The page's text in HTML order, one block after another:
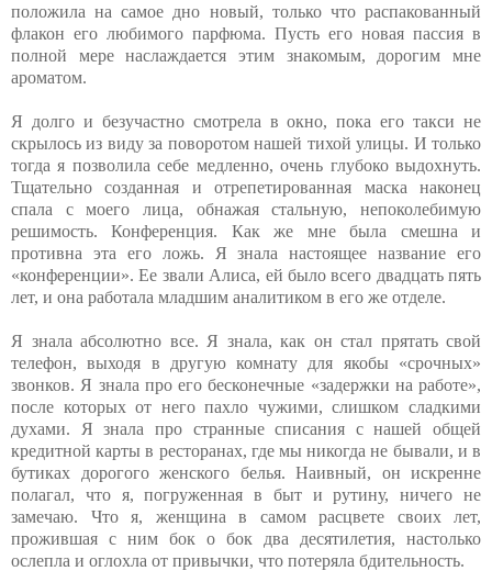
положила на самое дно новый, только что распакованный
флакон его любимого парфюма. Пусть его новая пассия в
полной мере наслаждается этим знакомым, дорогим мне
ароматом.
Я долго и безучастно смотрела в окно, пока его такси не
скрылось из виду за поворотом нашей тихой улицы. И только
тогда я позволила себе медленно, очень глубоко выдохнуть.
Тщательно созданная и отрепетированная маска наконец
спала с моего лица, обнажая стальную, непоколебимую
решимость. Конференция. Как же мне была смешна и
противна эта его ложь. Я знала настоящее название его
«конференции». Ее звали Алиса, ей было всего двадцать пять
лет, и она работала младшим аналитиком в его же отделе.
Я знала абсолютно все. Я знала, как он стал прятать свой
телефон, выходя в другую комнату для якобы «срочных»
звонков. Я знала про его бесконечные «задержки на работе»,
после которых от него пахло чужими, слишком сладкими
духами. Я знала про странные списания с нашей общей
кредитной карты в ресторанах, где мы никогда не бывали, и в
бутиках дорогого женского белья. Наивный, он искренне
полагал, что я, погруженная в быт и рутину, ничего не
замечаю. Что я, женщина в самом расцвете своих лет,
прожившая с ним бок о бок два десятилетия, настолько
ослепла и оглохла от привычки, что потеряла бдительность.